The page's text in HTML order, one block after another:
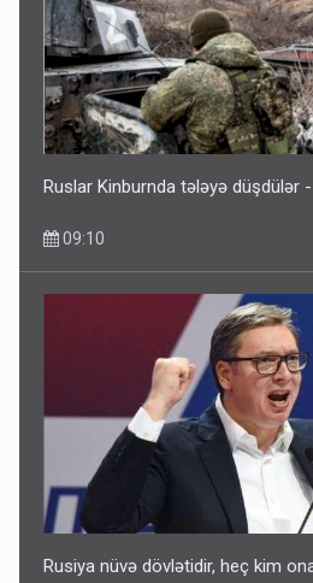
Ruslar Kinburnda tələyə düşdülər -
09:10
Rusiya nüvə dövlətidir, heç kim